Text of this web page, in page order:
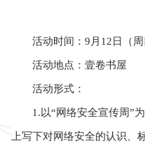
活动时间：9月12日（
活动地点：壹卷书屋
活动形式：
1.以“网络安全宣传周”
上写下对网络安全的认识、